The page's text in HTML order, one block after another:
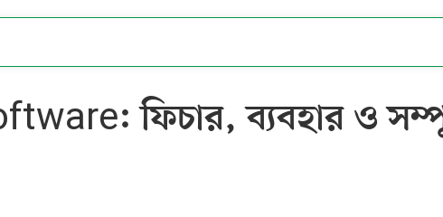
ফিচার, ব্যবহার ও